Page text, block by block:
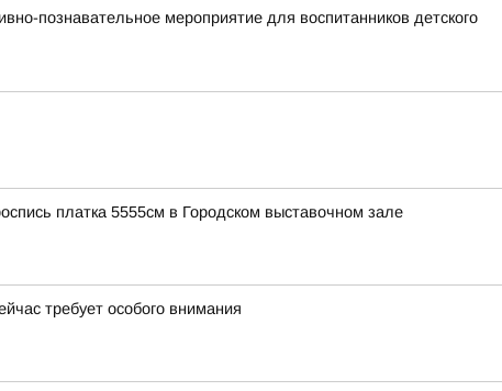
познавательное мероприятие для воспитанников детского
платка 5555см в Городском выставочном зале
требует особого внимания